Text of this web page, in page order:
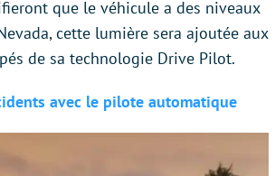
que le véhicule a des niveaux
cette lumière sera ajoutée aux
de sa technologie Drive Pilot.
avec le pilote automatique